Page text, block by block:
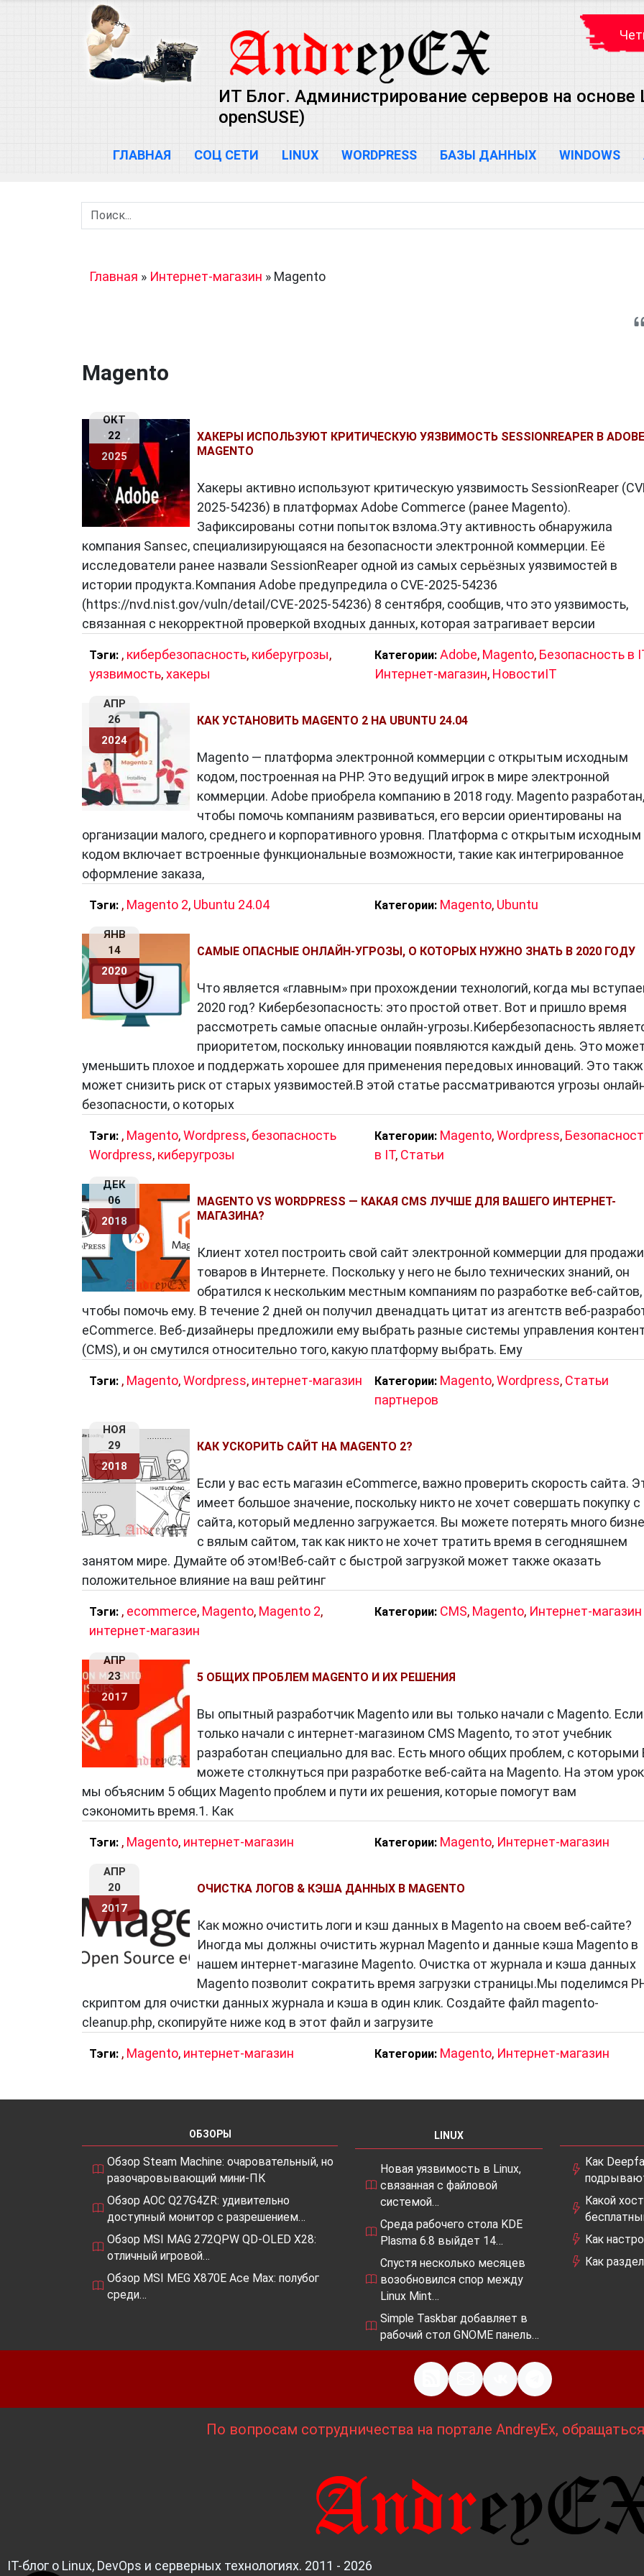
ИТ Блог. Администрирование серверов на основе
openSUSE)
ГЛАВНАЯ СОЦ СЕТИ LINUX WORDPRESS БАЗЫ ДАННЫХ WINDOWS
Главная » Интернет-магазин » Magento
Magento
ОКТ
22
2025
ХАКЕРЫ ИСПОЛЬЗУЮТ КРИТИЧЕСКУЮ УЯЗВИМОСТЬ SESSIONREAPER В ADOBE
MAGENTO
Хакеры активно используют критическую уязвимость SessionReaper
2025-54236) в платформах Adobe Commerce (ранее Magento).
Зафиксированы сотни попыток взлома.Эту активность обнаружила
компания Sansec, специализирующаяся на безопасности электронной коммерции. Её
исследователи ранее назвали SessionReaper одной из самых серьёзных уязвимостей в
истории продукта.Компания Adobe предупредила о CVE-2025-54236
(https://nvd.nist.gov/vuln/detail/CVE-2025-54236) 8 сентября, сообщив, что это уязвимость,
связанная с некорректной проверкой входных данных, которая затрагивает версии
Тэги: , кибербезопасность, киберугрозы,
уязвимость,хакеры
Категории: Adobe, Magento, Безопасность в
Интернет-магазин, НовостиIT
АПР
26
2024
КАК УСТАНОВИТЬ MAGENTO 2 НА UBUNTU 24.04
Magento — платформа электронной коммерции с открытым исходным
кодом, построенная на PHP. Это ведущий игрок в мире электронной
коммерции. Adobe приобрела компанию в 2018 году. Magento разработан,
чтобы помочь компаниям развиваться, его версии ориентированы на
организации малого, среднего и корпоративного уровня. Платформа с открытым исходным
кодом включает встроенные функциональные возможности, такие как интегрированное
оформление заказа,
Тэги: , Magento 2, Ubuntu 24.04 Категории: Magento, Ubuntu
ЯНВ
14
2020
САМЫЕ ОПАСНЫЕ ОНЛАЙН-УГРОЗЫ, О КОТОРЫХ НУЖНО ЗНАТЬ В 2020 ГОДУ
Что является «главным» при прохождении технологий, когда мы
2020 год? Кибербезопасность: это простой ответ. Вот и пришло время
рассмотреть самые опасные онлайн-угрозы.Кибербезопасность
приоритетом, поскольку инновации появляются каждый день. Это
уменьшить плохое и поддержать хорошее для применения передовых инноваций. Это
может снизить риск от старых уязвимостей.В этой статье рассматриваются угрозы
безопасности, о которых
Тэги: , Magento,Wordpress, безопасность
Wordpress, киберугрозы
Категории: Magento,Wordpress,
в IT, Статьи
ДЕК
06
2018
MAGENTO VS WORDPRESS — КАКАЯ CMS ЛУЧШЕ ДЛЯ ВАШЕГО ИНТЕРНЕТ-
МАГАЗИНА?
Клиент хотел построить свой сайт электронной коммерции для продажи
товаров в Интернете. Поскольку у него не было технических знаний, он
обратился к нескольким местным компаниям по разработке веб-сайтов,
чтобы помочь ему. В течение 2 дней он получил двенадцать цитат из агентств веб-
eCommerce. Веб-дизайнеры предложили ему выбрать разные системы управления
(CMS), и он смутился относительно того, какую платформу выбрать. Ему
Тэги: , Magento,Wordpress, интернет-магазин Категории: Magento,Wordpress, Статьи
партнеров
НОЯ
29
2018
КАК УСКОРИТЬ САЙТ НА MAGENTO 2?
Если у вас есть магазин eCommerce, важно проверить скорость сайта.
имеет большое значение, поскольку никто не хочет совершать покупку с
сайта, который медленно загружается. Вы можете потерять много
с вялым сайтом, так как никто не хочет тратить время в сегодняшнем
занятом мире. Думайте об этом!Веб-сайт с быстрой загрузкой может также оказать
положительное влияние на ваш рейтинг
Тэги: , ecommerce, Magento, Magento 2,
интернет-магазин
Категории: CMS, Magento, Интернет-магазин
АПР
23
2017
5 ОБЩИХ ПРОБЛЕМ MAGENTO И ИХ РЕШЕНИЯ
Вы опытный разработчик Magento или вы только начали с Magento.
только начали с интернет-магазином CMS Magento, то этот учебник
разработан специально для вас. Есть много общих проблем, с
можете столкнуться при разработке веб-сайта на Magento. На этом
мы объясним 5 общих Magento проблем и пути их решения, которые помогут вам
сэкономить время.1. Как
Тэги: , Magento, интернет-магазин Категории: Magento, Интернет-магазин
АПР
20
2017
ОЧИСТКА ЛОГОВ & КЭША ДАННЫХ В MAGENTO
Как можно очистить логи и кэш данных в Magento на своем веб-сайте?
Иногда мы должны очистить журнал Magento и данные кэша Magento в
нашем интернет-магазине Magento. Очистка от журнала и кэша данных
Magento позволит сократить время загрузки страницы.Мы поделимся
скриптом для очистки данных журнала и кэша в один клик. Создайте файл magento-
cleanup.php, скопируйте ниже код в этот файл и загрузите
Тэги: , Magento, интернет-магазин Категории: Magento, Интернет-магазин
ОБЗОРЫ
Обзор Steam Machine: очаровательный, но
разочаровывающий мини-ПК
Обзор AOC Q27G4ZR: удивительно
доступный монитор с разрешением…
Обзор MSI MAG 272QPW QD-OLED X28:
отличный игровой…
Обзор MSI MEG X870E Ace Max: полубог
среди…
LINUX
Новая уязвимость в Linux,
связанная с файловой
системой…
Среда рабочего стола KDE
Plasma 6.8 выйдет 14…
Спустя несколько месяцев
возобновился спор между
Linux Mint…
Simple Taskbar добавляет в
рабочий стол GNOME панель…
Как
Какой
Как
Как
По вопросам сотрудничества на портале AndreyEx,
IT-блог о Linux, DevOps и серверных технологиях. 2011 - 2026